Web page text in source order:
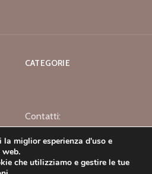
CATEGORIE
Contatti:
miglior esperienza d'uso e
che utilizziamo e gestire le tue